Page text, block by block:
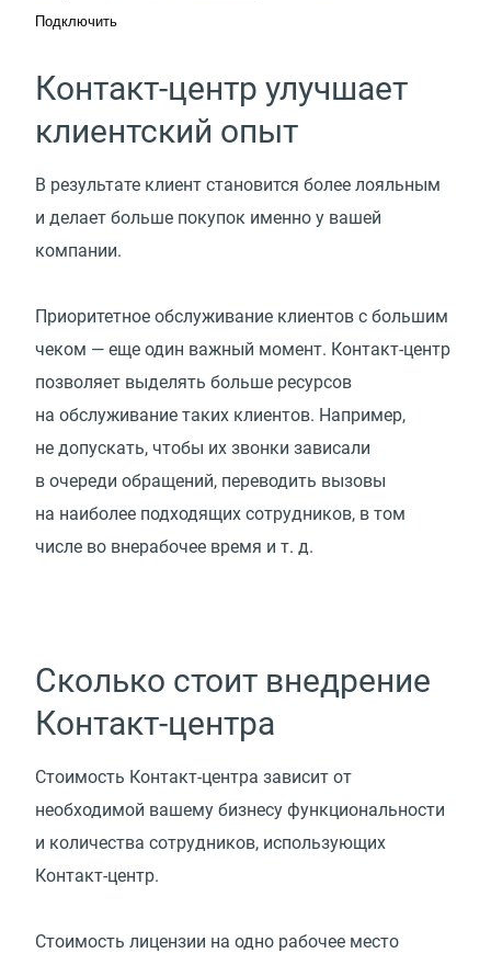
Подключить
Контакт-центр улучшает
клиентский опыт
В результате клиент становится более лояльным
и делает больше покупок именно у вашей
компании.
Приоритетное обслуживание клиентов с большим
чеком — еще один важный момент. Контакт-центр
позволяет выделять больше ресурсов
на обслуживание таких клиентов. Например,
не допускать, чтобы их звонки зависали
в очереди обращений, переводить вызовы
на наиболее подходящих сотрудников, в том
числе во внерабочее время и т. д.
Сколько стоит внедрение
Контакт-центра
Стоимость Контакт-центра зависит от
необходимой вашему бизнесу функциональности
и количества сотрудников, использующих
Контакт-центр.
Стоимость лицензии на одно рабочее место